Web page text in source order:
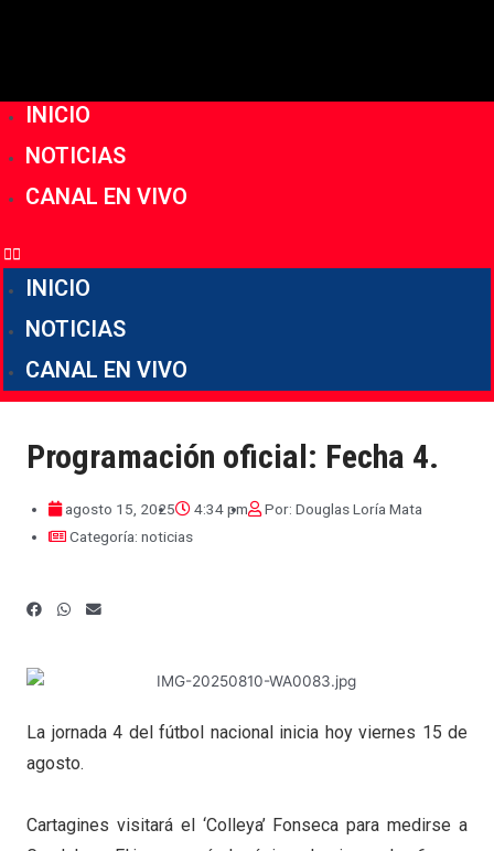
INICIO
NOTICIAS
CANAL EN VIVO
INICIO
NOTICIAS
CANAL EN VIVO
Programación oficial: Fecha 4.
agosto 15, 2025 4:34 pm Por: Douglas Loría Mata
Categoría: noticias
La jornada 4 del fútbol nacional inicia hoy viernes 15 de
agosto.
Cartagines visitará el ‘Colleya’ Fonseca para medirse a